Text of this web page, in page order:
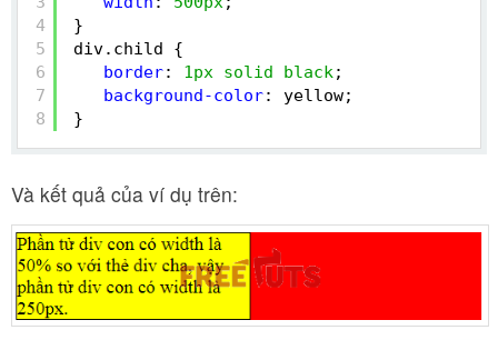
4
5
6
7
8
}
div.child {
border: 1px solid black;
background-color: yellow;
}
Và kết quả của ví dụ trên: